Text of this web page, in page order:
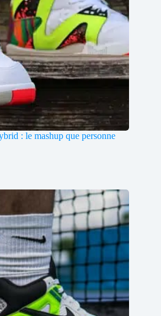
: le mashup que personne